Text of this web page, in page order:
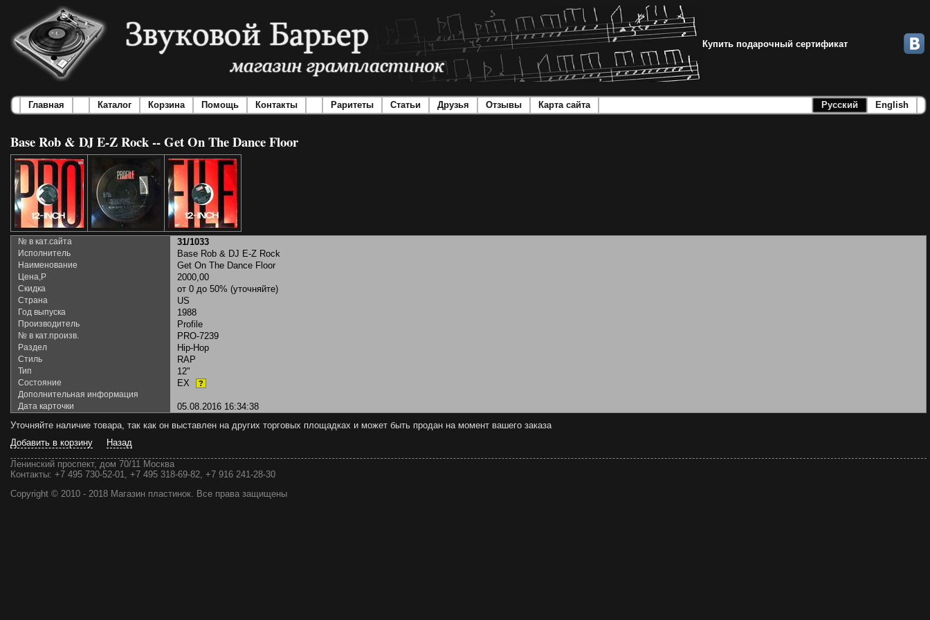
Купить подарочный сертификат
Главная Каталог Корзина Помощь Контакты Раритеты Статьи Друзья Отзывы Карта сайта Русский English
Base Rob & DJ E-Z Rock -- Get On The Dance Floor
№ в кат.сайта 31/1033
Исполнитель Base Rob & DJ E-Z Rock
Наименование Get On The Dance Floor
Цена,Р 2000,00
Скидка от 0 до 50% (уточняйте)
Страна US
Год выпуска 1988
Производитель Profile
№ в кат.произв. PRO-7239
Раздел Hip-Hop
Стиль RAP
Тип 12"
Состояние EX ?
Дополнительная информация
Дата карточки
05.08.2016 16:34:38
Уточняйте наличие товара, так как он выставлен на других торговых площадках и может быть продан на момент вашего заказа
Добавить в корзину
Назад
Ленинский проспект, дом 70/11 Москва
Контакты: +7 495 730-52-01, +7 495 318-69-82, +7 916 241-28-30
Copyright © 2010 - 2018 Магазин пластинок. Все права защищены